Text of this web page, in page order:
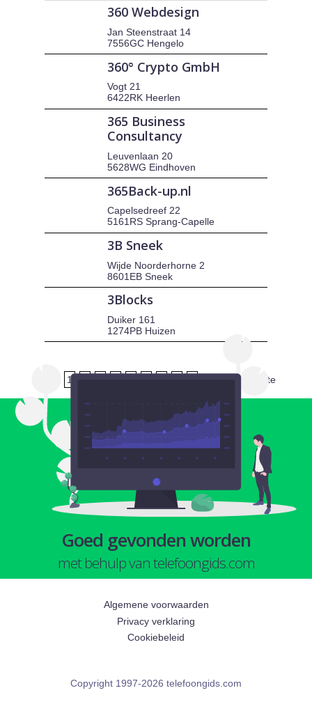
360 Webdesign
Jan Steenstraat 14
7556GC Hengelo
360° Crypto GmbH
Vogt 21
6422RK Heerlen
365 Business
Consultancy
Leuvenlaan 20
5628WG Eindhoven
365Back-up.nl
Capelsedreef 22
5161RS Sprang-Capelle
3B Sneek
Wijde Noorderhorne 2
8601EB Sneek
3Blocks
Duiker 161
1274PB Huizen
1 volgende laatste
Goed gevonden worden
met behulp van telefoongids.com
Algemene voorwaarden
Privacy verklaring
Cookiebeleid
Copyright 1997-2026 telefoongids.com